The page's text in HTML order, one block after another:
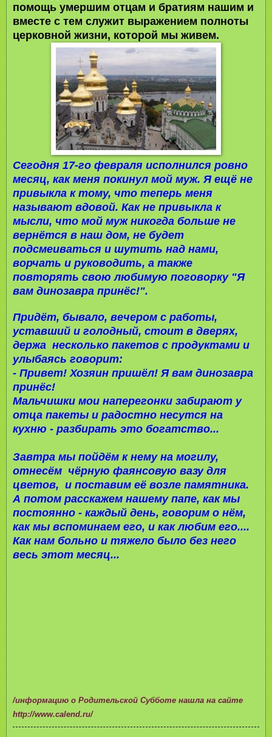
помощь умершим отцам и братиям нашим и
вместе с тем служит выражением полноты
церковной жизни, которой мы живем.
Сегодня 17-го февраля исполнился ровно
месяц, как меня покинул мой муж. Я ещё не
привыкла к тому, что теперь меня
называют вдовой. Как не привыкла к
мысли, что мой муж никогда больше не
вернётся в наш дом, не будет
подсмеиваться и шутить над нами,
ворчать и руководить, а также
повторять свою любимую поговорку "Я
вам динозавра принёс!".
Придёт, бывало, вечером с работы,
уставший и голодный, стоит в дверях,
держа несколько пакетов с продуктами и
улыбаясь говорит:
- Привет! Хозяин пришёл! Я вам динозавра
принёс!
Мальчишки мои наперегонки забирают у
отца пакеты и радостно несутся на
кухню - разбирать это богатство...
Завтра мы пойдём к нему на могилу,
отнесём чёрную фаянсовую вазу для
цветов, и поставим её возле памятника.
А потом расскажем нашему папе, как мы
постоянно - каждый день, говорим о нём,
как мы вспоминаем его, и как любим его....
Как нам больно и тяжело было без него
весь этот месяц...
/информацию о Родительской Субботе нашла на сайте
http://www.calend.ru/